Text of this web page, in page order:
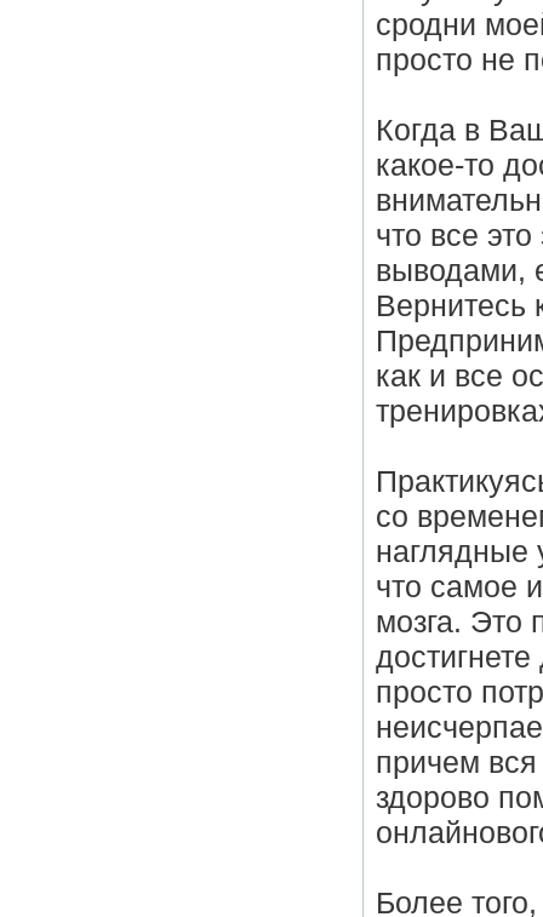
сродни
просто не
Когда в
какое-то
что все
выводами,
Вернитесь
как и все
со
наглядные
что самое
мозга. Это
просто
причем
здорово
Более